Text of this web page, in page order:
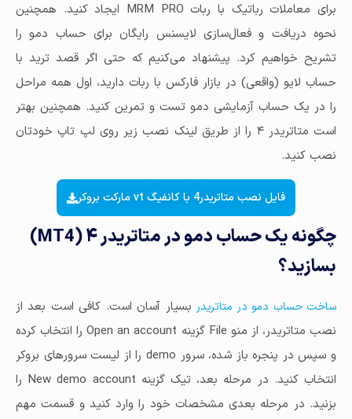
برای معاملات رباتیک با ربات MRM PRO ایجاد کنید. همچنین
نحوه دریافت و فعال‌سازی لایسنس رایگان برای حساب دمو را
تشریح خواهیم کرد. پیشنهاد می‌کنیم که حتی اگر قصد ترید با
حساب لایو (واقعی) در بازار فارکس با ربات دارید، اول همه مراحل
را در یک حساب آزمایشی دمو تست و تمرین کنید. همچنین بهتر
است متاتریدر ۴ را از طریق لینک نصب زیر روی لپ تاپ خودتان
نصب کنید.
فایل نصب متاتریدر4 با کانفیگ vt مارکت بروکر
چگونه یک حساب دمو در متاتریدر ۴ (MT4)
بسازید؟
ساخت حساب دمو در متاتریدربسیار آسان است. کافی است بعد از
نصب متاتریدر، از منو File گزینه Open an account را انتخاب کرده
و سپس در پنجره باز شده، سرور demo را از لیست سرورهای بروکر
انتخاب کنید. در مرحله بعد، تیک گزینه New demo account را
بزنید. در مرحله بعدی مشخصات خود را وارد کنید و قسمت مهم